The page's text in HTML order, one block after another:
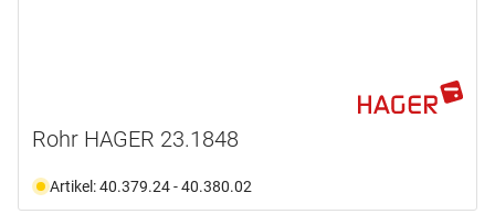
Rohr HAGER 23.1848
Artikel: 40.379.24 - 40.380.02